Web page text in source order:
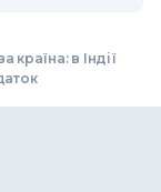
країна: в Індії